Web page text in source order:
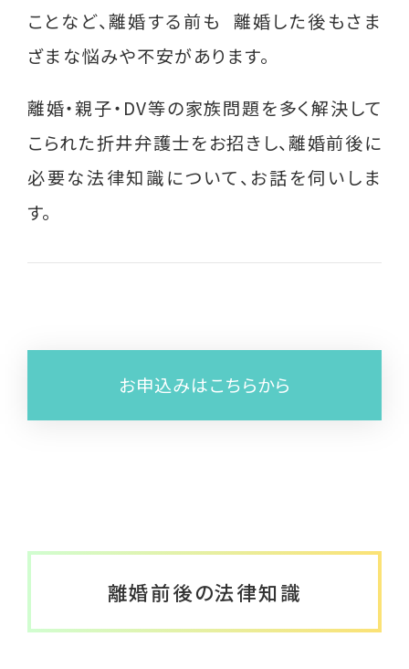
就業支援講習会
グループ相談会
シングルパパの会
離婚前後の親支援講座
相談支援員研修会 （支援者対象）
役立つ情報
所
とぼきょう無料職業紹介所
ことなど、離婚する前も 離婚した後もさま
ざまな悩みや不安があります。
離婚・親子・DV等の家族問題を多く解決して
こられた折井弁護士をお招きし、離婚前後に
必要な法律知識について、お話を伺いしま
す。
お申込みはこちらから
離婚前後の法律知識